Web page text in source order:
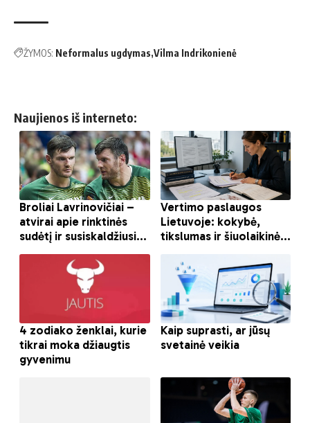
ŽYMOS: Neformalus ugdymas Vilma Indrikonienė
Naujienos iš interneto: